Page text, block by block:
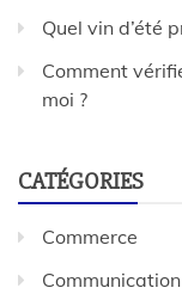
Quel vin d’été
Comment
moi ?
CATÉGORIES
Commerce
Communication